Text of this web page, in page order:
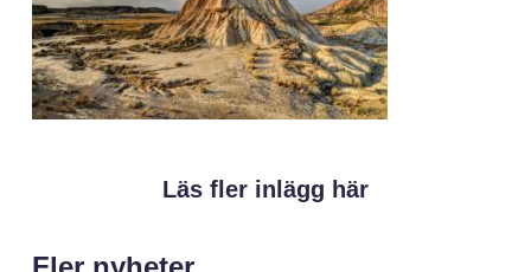
Läs fler inlägg här